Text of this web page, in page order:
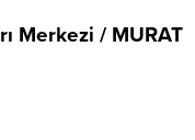
Merkezi / MURAT